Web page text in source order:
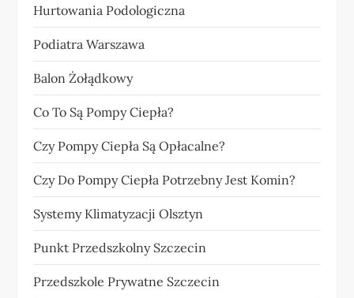
Hurtowania Podologiczna
Podiatra Warszawa
Balon Żołądkowy
Co To Są Pompy Ciepła?
Czy Pompy Ciepła Są Opłacalne?
Czy Do Pompy Ciepła Potrzebny Jest Komin?
Systemy Klimatyzacji Olsztyn
Punkt Przedszkolny Szczecin
Przedszkole Prywatne Szczecin